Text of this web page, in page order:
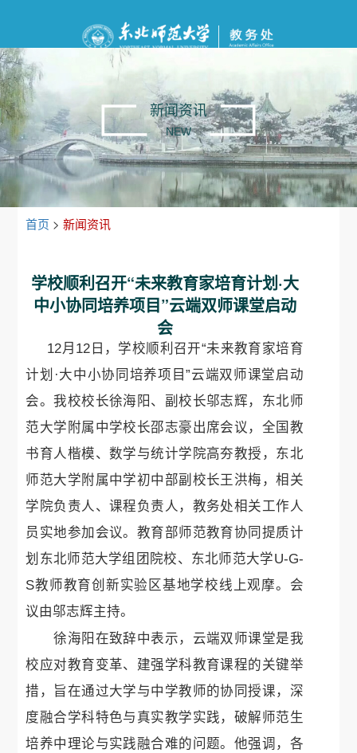
新闻资讯
NEW
首页 > 新闻资讯
学校顺利召开“未来教育家培育计划·大
中小协同培养项目”云端双师课堂启动
会
12月12日，学校顺利召开“未来教育家培育
计划·大中小协同培养项目”云端双师课堂启动
会。我校校长徐海阳、副校长邬志辉，东北师
范大学附属中学校长邵志豪出席会议，全国教
书育人楷模、数学与统计学院高夯教授，东北
师范大学附属中学初中部副校长王洪梅，相关
学院负责人、课程负责人，教务处相关工作人
员实地参加会议。教育部师范教育协同提质计
划东北师范大学组团院校、东北师范大学U-G-
S教师教育创新实验区基地学校线上观摩。会
议由邬志辉主持。
徐海阳在致辞中表示，云端双师课堂是我
校应对教育变革、建强学科教育课程的关键举
措，旨在通过大学与中学教师的协同授课，深
度融合学科特色与真实教学实践，破解师范生
培养中理论与实践融合难的问题。他强调，各